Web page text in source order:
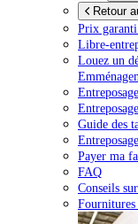
Retour
Prix
Libre-
Louez un
Guide des
Payer ma
FAQ
Conseils
Fournitures